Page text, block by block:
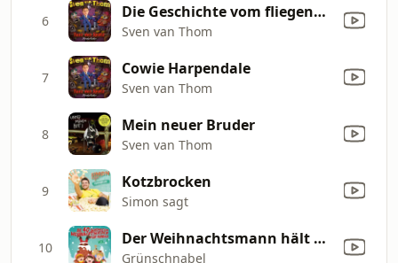
6 Die Geschichte vom fliegenden Kaugummi
Sven van Thom
7 Cowie Harpendale
Sven van Thom
8 Mein neuer Bruder
Sven van Thom
9 Kotzbrocken
Simon sagt
10 Der Weihnachtsmann hält keinen Winterschlaf (Remix)
Grünschnabel